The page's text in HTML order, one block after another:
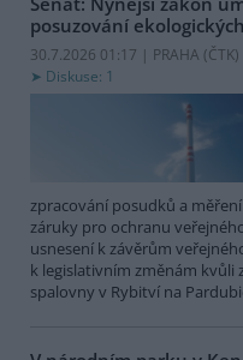
posuzování
30.7.2026 01:17 | PRAHA (ČTK)
Diskuse: 1
zpracování posudků a
záruky pro ochranu
usnesení k závěrům
k legislativním změnám
spalovny v Rybitví na